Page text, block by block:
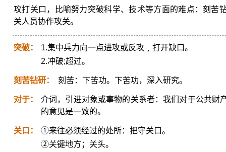
攻打关口，比喻努力突破科学、技术等方面的难点：刻苦
关人员协作攻关。
突破：
1.集中兵力向一点进攻或反攻﹐打开缺口。
2.冲破;超过。
刻苦钻研： 刻苦：下苦功。下苦功，深入研究。
对于：
介词，引进对象或事物的关系者：我们对于公共财
的意见是一致的。
关口：
①来往必须经过的处所：把守关口。
②关键地方；关头。